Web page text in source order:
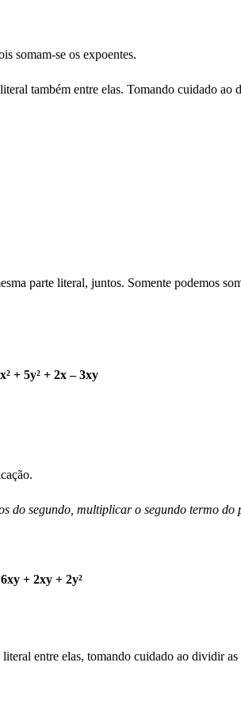
somam-se os expoentes.
também entre elas. Tomando cuidado ao
parte literal, juntos. Somente podemos
+ 5y² + 2x – 3xy
segundo, multiplicar o segundo termo
+ 2xy + 2y²
entre elas, tomando cuidado ao dividir